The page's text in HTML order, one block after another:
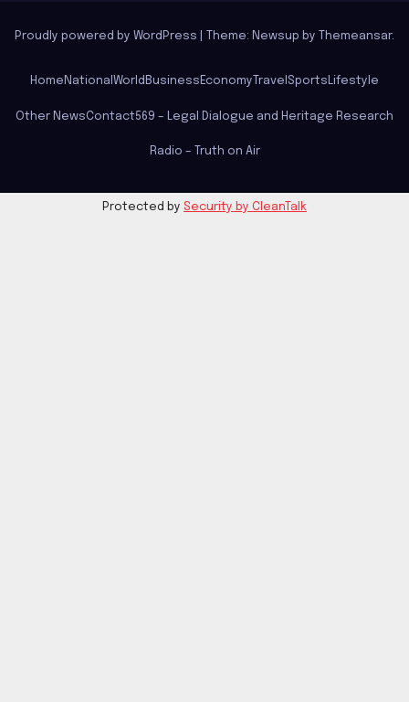
Proudly powered by WordPress Theme: Newsup by Themeansar.
Home National World Business Economy Travel Sports Lifestyle
Other NewsContact569 – Legal Dialogue and Heritage Research
Radio – Truth on Air
Protected by Security by CleanTalk